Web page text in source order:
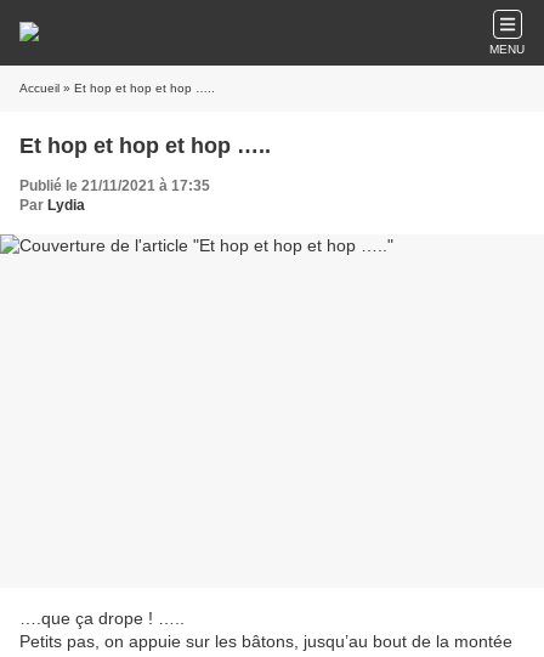
MENU
Accueil » Et hop et hop et hop …..
Et hop et hop et hop …..
Publié le 21/11/2021 à 17:35
Par Lydia
….que ça drope ! …..
Petits pas, on appuie sur les bâtons, jusqu’au bout de la montée